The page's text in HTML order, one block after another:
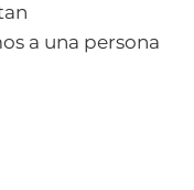
a una persona